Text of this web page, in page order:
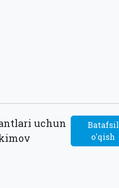
uchun
Batafsil
o'qish